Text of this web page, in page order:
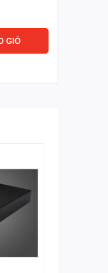
GIỎ